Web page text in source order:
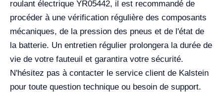
roulant électrique YR05442, il est recommandé de
procéder à une vérification régulière des composants
mécaniques, de la pression des pneus et de l'état de
la batterie. Un entretien régulier prolongera la durée de
vie de votre fauteuil et garantira votre sécurité.
N'hésitez pas à contacter le service client de Kalstein
pour toute question technique ou besoin de support.